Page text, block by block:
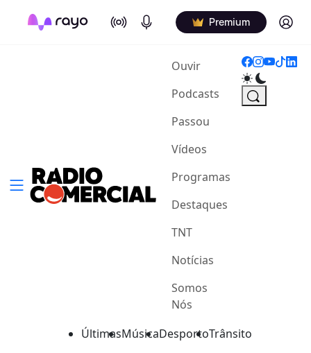
On Air Podcasts Premium Log in
Ouvir(current)
Podcasts
Passou
Vídeos
Programas
Destaques
TNT
Notícias
Somos
Nós
ÚltimasMúsicaDesportoTrânsito